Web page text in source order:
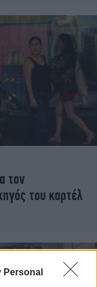
Personal
τον
του καρτέλ